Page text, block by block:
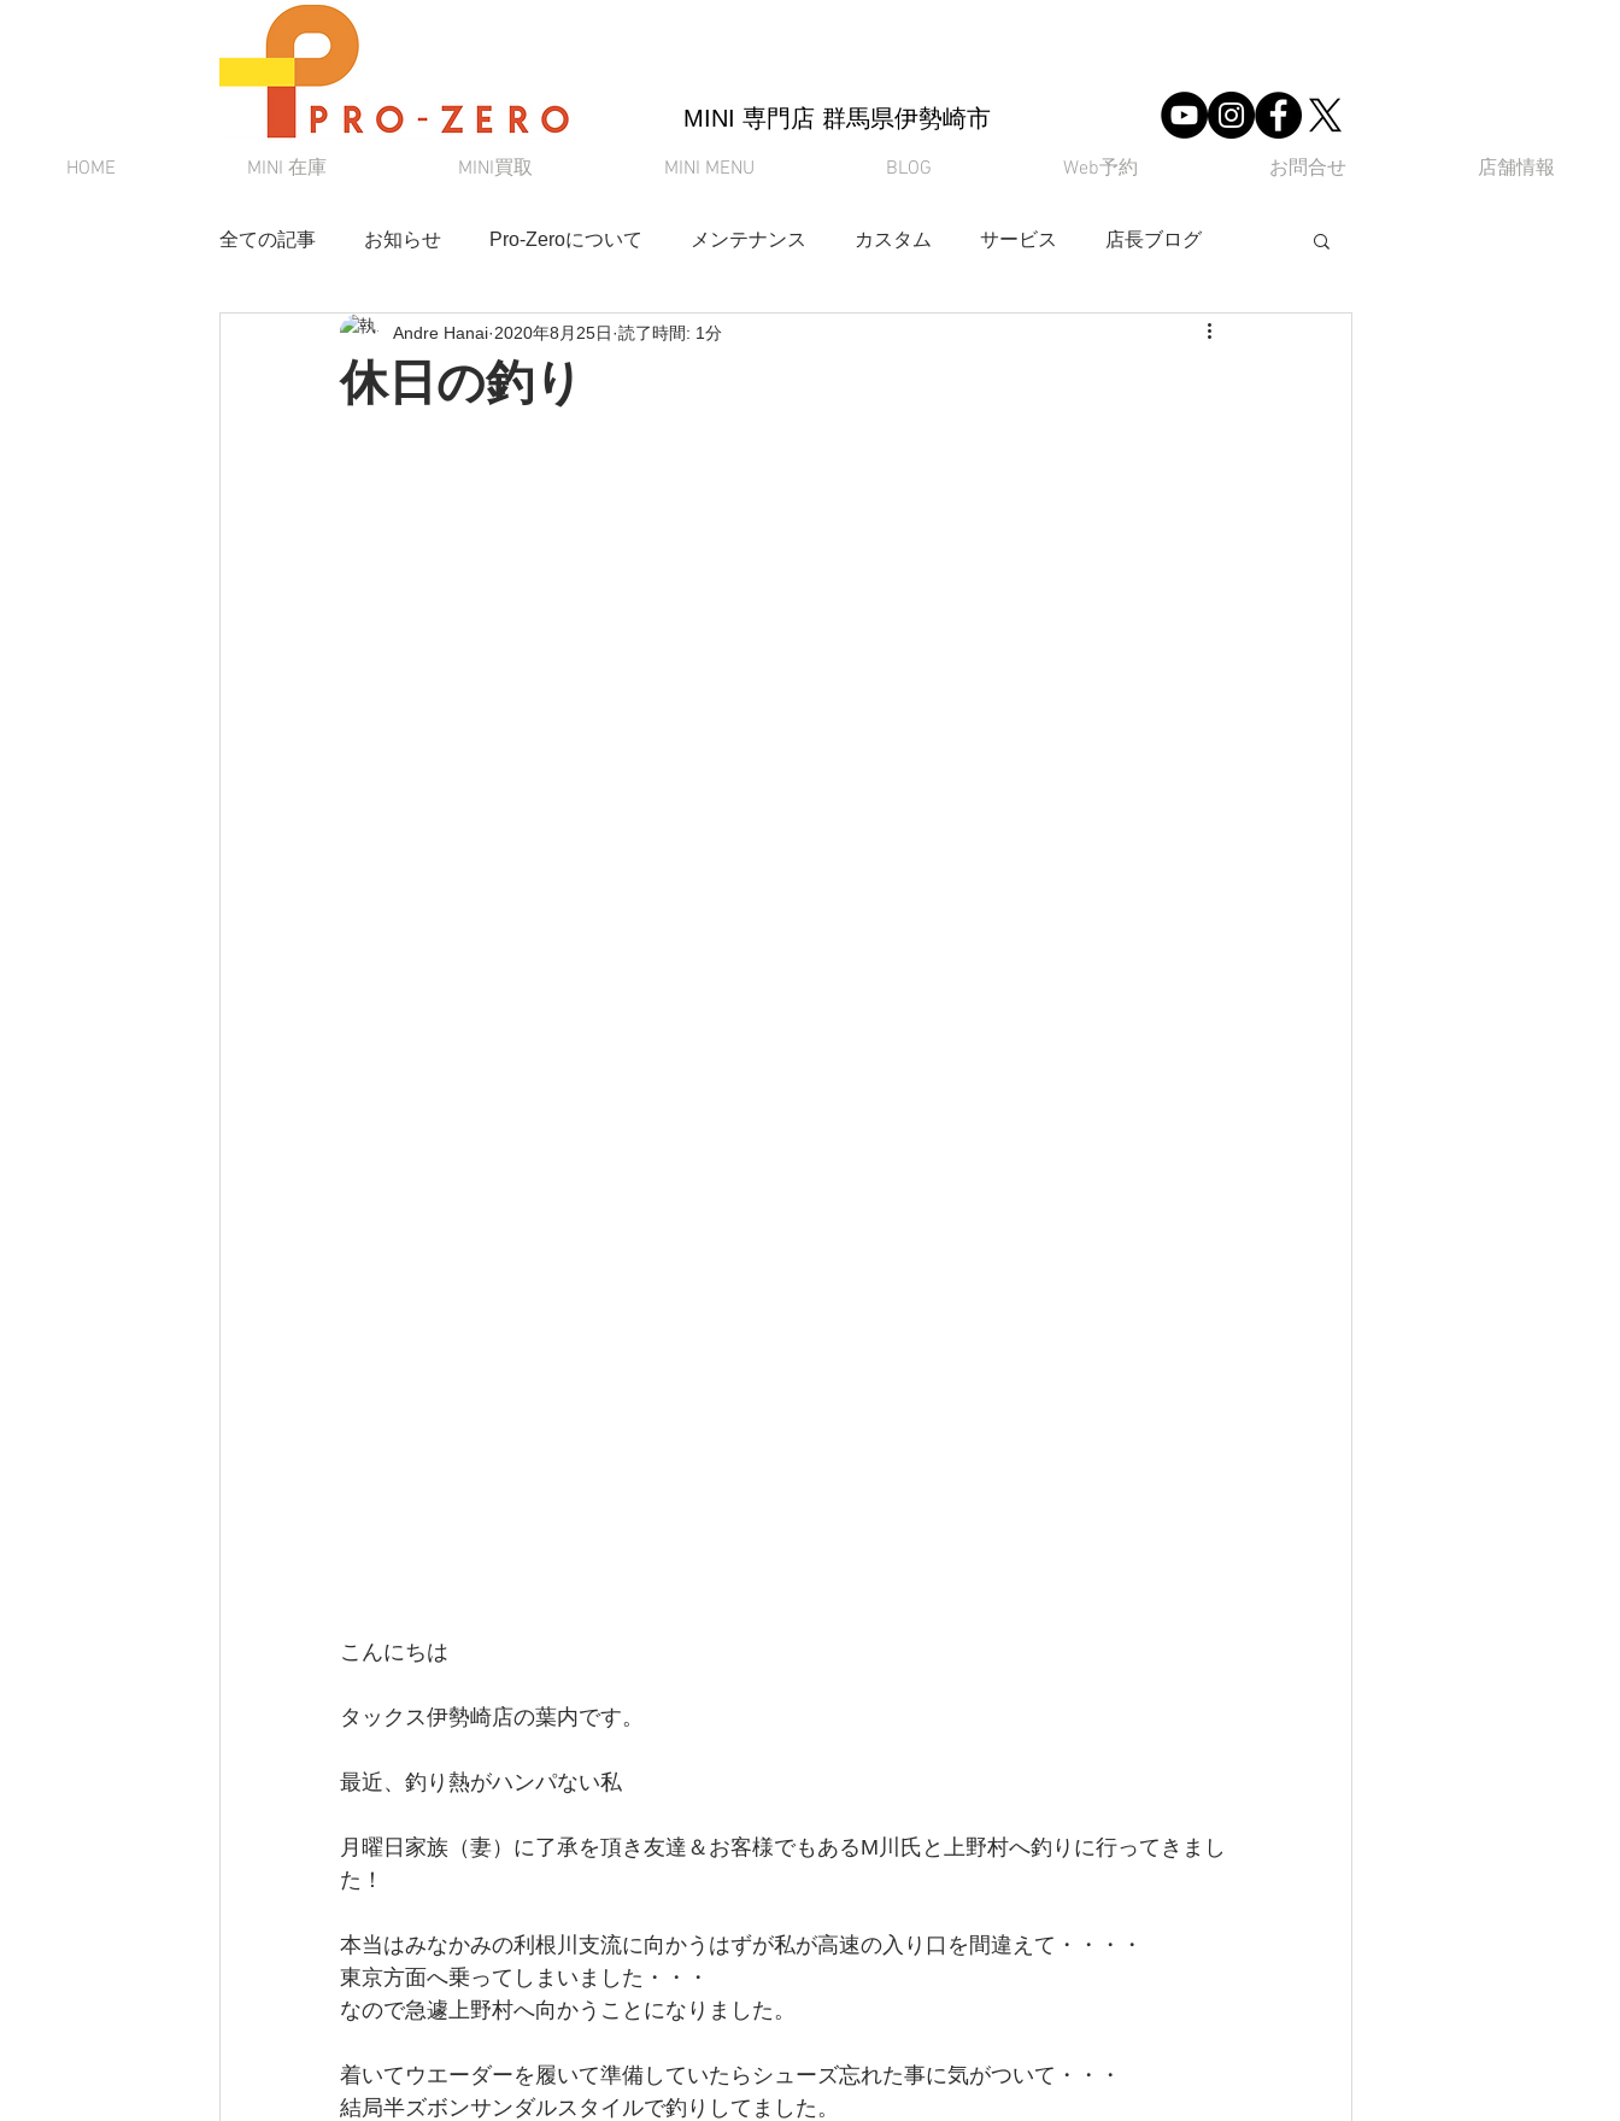
MINI 専門店 ​群馬県伊勢崎市
HOME MINI 在庫 MINI買取 MINI MENU BLOG Web予約 お問合せ 店舗情報
全ての記事 お知らせ Pro-Zeroについて メンテナンス カスタム サービス 店長ブログ
スタッフブログ 奈緒さんブログ
休日の釣り
Andre Hanai 2020年8月25日 読了時間: 1分
こんにちは
タックス伊勢崎店の葉内です。
最近、釣り熱がハンパない私
月曜日家族（妻）に了承を頂き友達＆お客様でもあるM川氏と上野村へ釣りに行ってきまし
た！
本当はみなかみの利根川支流に向かうはずが私が高速の入り口を間違えて・・・・
東京方面へ乗ってしまいました・・・
なので急遽上野村へ向かうことになりました。
着いてウエーダーを履いて準備していたらシューズ忘れた事に気がついて・・・
結局半ズボンサンダルスタイルで釣りしてました。